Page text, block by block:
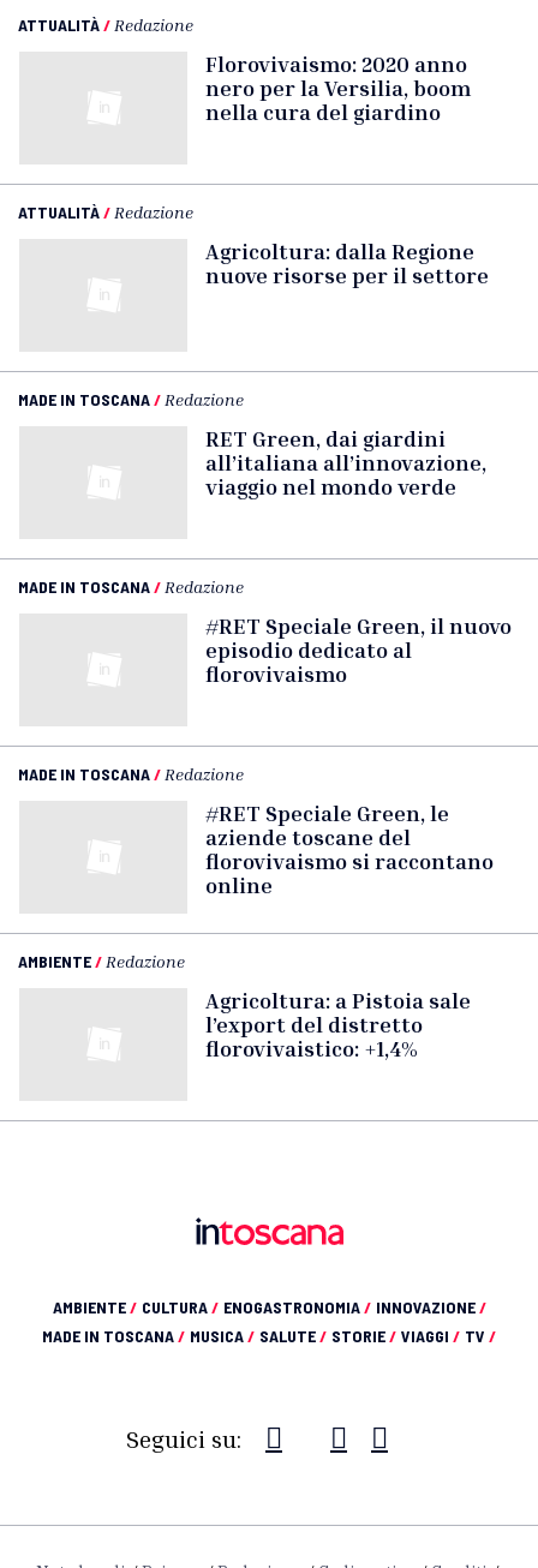
ATTUALITÀ/ Redazione
Florovivaismo: 2020 anno
nero per la Versilia, boom
nella cura del giardino
ATTUALITÀ/ Redazione
Agricoltura: dalla Regione
nuove risorse per il settore
MADE IN TOSCANA/ Redazione
RET Green, dai giardini
all’italiana all’innovazione,
viaggio nel mondo verde
MADE IN TOSCANA/ Redazione
#RET Speciale Green, il nuovo
episodio dedicato al
florovivaismo
MADE IN TOSCANA/ Redazione
#RET Speciale Green, le
aziende toscane del
florovivaismo si raccontano
online
AMBIENTE/ Redazione
Agricoltura: a Pistoia sale
l’export del distretto
florovivaistico: +1,4%
AMBIENTE/ CULTURA/ ENOGASTRONOMIA/ INNOVAZIONE/
MADE IN TOSCANA/ MUSICA/ SALUTE/ STORIE/ VIAGGI / TV /
Seguici su: